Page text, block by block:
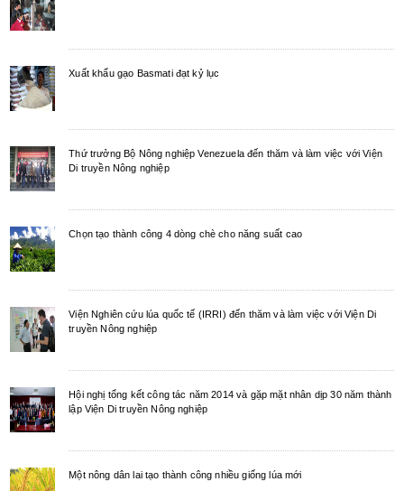
Xuất khẩu gạo Basmati đạt kỷ lục
Thứ trưởng Bộ Nông nghiệp Venezuela đến thăm và làm việc với Viện
Di truyền Nông nghiệp
Chọn tạo thành công 4 dòng chè cho năng suất cao
Viện Nghiên cứu lúa quốc tế (IRRI) đến thăm và làm việc với Viện Di
truyền Nông nghiệp
Hội nghị tổng kết công tác năm 2014 và gặp mặt nhân dịp 30 năm thành
lập Viện Di truyền Nông nghiệp
Một nông dân lai tạo thành công nhiều giống lúa mới